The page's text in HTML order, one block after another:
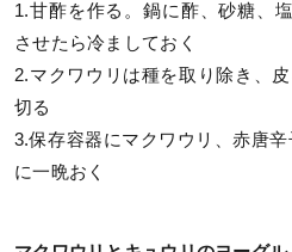
1.甘酢を作る。鍋に酢、砂糖、
させたら冷ましておく
2.マクワウリは種を取り除き、
切る
3.保存容器にマクワウリ、赤唐
に一晩おく